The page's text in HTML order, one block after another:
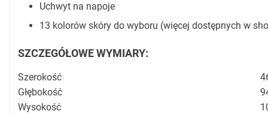
Uchwyt na napoje
13 kolorów skóry do wyboru (więcej dostępnych w
SZCZEGÓŁOWE WYMIARY:
Szerokość
Głębokość
Wysokość